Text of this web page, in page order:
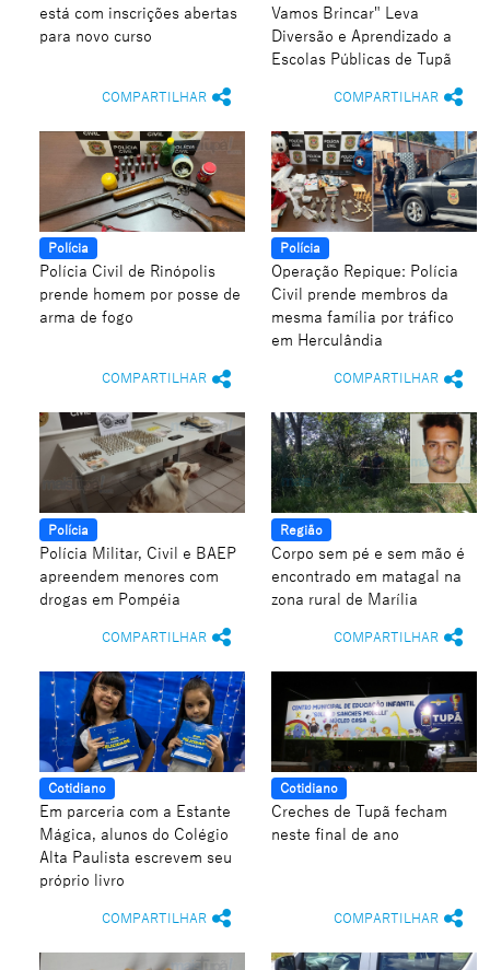
está com inscrições abertas
para novo curso
COMPARTILHAR
Vamos Brincar" Leva
Diversão e Aprendizado a
Escolas Públicas de Tupã
COMPARTILHAR
Polícia
Polícia Civil de Rinópolis
prende homem por posse de
arma de fogo
COMPARTILHAR
Polícia
Operação Repique: Polícia
Civil prende membros da
mesma família por tráfico
em Herculândia
COMPARTILHAR
Polícia
Polícia Militar, Civil e BAEP
apreendem menores com
drogas em Pompéia
COMPARTILHAR
Região
Corpo sem pé e sem mão é
encontrado em matagal na
zona rural de Marília
COMPARTILHAR
Cotidiano
Em parceria com a Estante
Mágica, alunos do Colégio
Alta Paulista escrevem seu
próprio livro
COMPARTILHAR
Cotidiano
Creches de Tupã fecham
neste final de ano
COMPARTILHAR